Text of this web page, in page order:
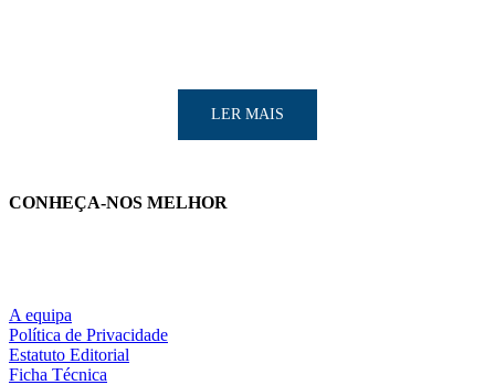
LER MAIS
CONHEÇA-NOS MELHOR
A equipa
Política de Privacidade
Estatuto Editorial
Ficha Técnica